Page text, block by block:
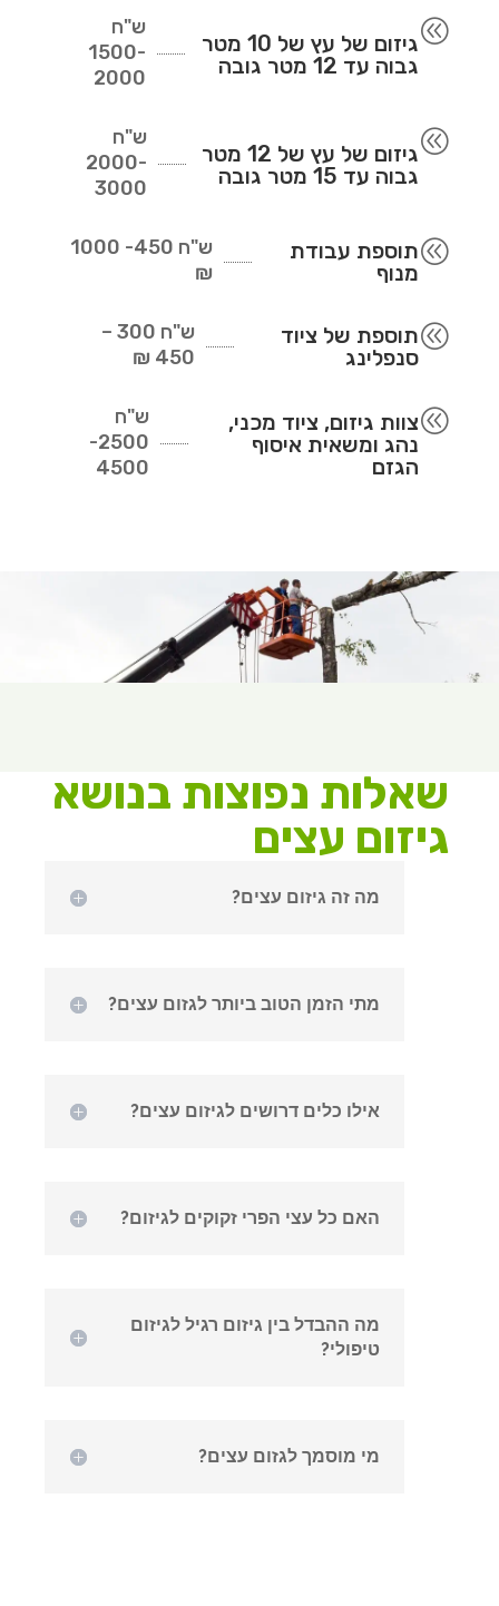
@
גיזום של עץ של 10 מטר
גבוה עד 12 מטר גובה
ש"ח
1500-
2000
@
גיזום של עץ של 12 מטר
גבוה עד 15 מטר גובה
ש"ח
2000-
3000
@תוספת עבודת
מנוף
ש"ח
450- 1000
₪
@תוספת של ציוד
סנפלינג
ש"ח
300 –
450 ₪
@צוות גיזום, ציוד מכני,
נהג ומשאית איסוף
הגזם
ש"ח
2500-
4500
שאלות נפוצות בנושא
גיזום עצים
מה זה גיזום עצים?
מתי הזמן הטוב ביותר לגזום עצים?
אילו כלים דרושים לגיזום עצים?
האם כל עצי הפרי זקוקים לגיזום?
מה ההבדל בין גיזום רגיל לגיזום
טיפולי?
מי מוסמך לגזום עצים?